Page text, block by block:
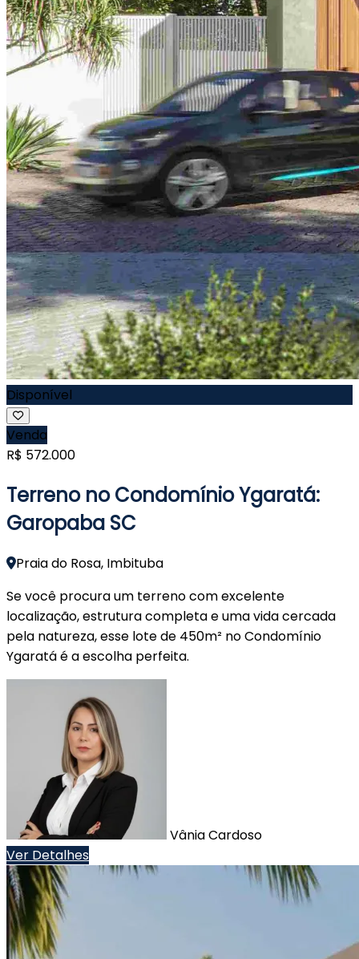
Disponível
Venda
R$ 572.000
Terreno no Condomínio Ygaratá:
Garopaba SC
Praia do Rosa, Imbituba
Se você procura um terreno com excelente
localização, estrutura completa e uma vida cercada
pela natureza, esse lote de 450m² no Condomínio
Ygaratá é a escolha perfeita.
Vânia Cardoso
Ver Detalhes